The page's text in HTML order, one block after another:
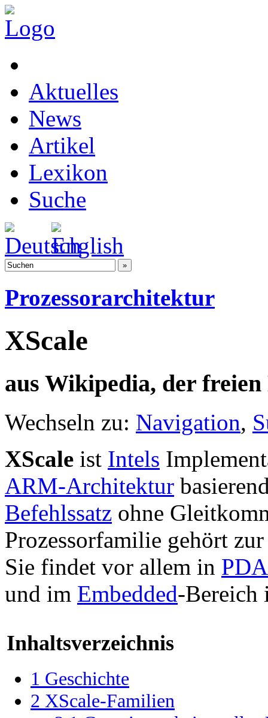
Aktuelles
News
Artikel
Lexikon
Suche
Prozessorarchitektur
XScale
aus Wikipedia, der
Wechseln zu: Navigation,
XScale ist Intels
ARM-Architektur
Befehlssatz ohne
Prozessorfamilie gehört
Sie findet vor allem in
und im Embedded-Bereich
Inhaltsverzeichnis
1 Geschichte
2 XScale-Familien